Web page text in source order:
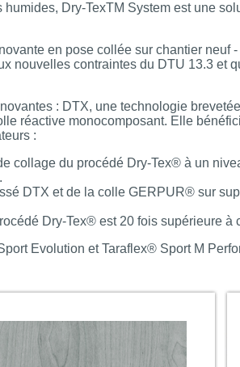
Dry-TexTM System est une
en pose collée sur chantier neuf
nouvelles contraintes du DTU 13.3 et
: DTX, une technologie
réactive monocomposant. Elle
:
collage du procédé Dry-Tex® à un
DTX et de la colle GERPUR® sur
Dry-Tex® est 20 fois supérieure à
Evolution et Taraflex® Sport M